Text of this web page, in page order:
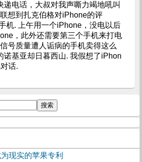
递电话，大叔对我声嘶力竭地吼叫
想到扎克伯格对iPhone的评
机. 上午用一个iPhone，没电以后
，此外还需要第三个手机来打电
号质量遭人诟病的手机卖得这么
诺基亚却日暮西山. 我假想了iPhon
话.
现实的苹果专利